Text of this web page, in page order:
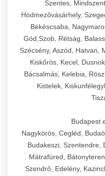
Szentes,
Hódmezővásárhely,
Békéscsaba,
Göd,Szob, Rétság,
Szécsény, Aszód, Hatvan,
Kiskőrös, Kecel,
Bácsalmás, Kelebia,
Kistelek,
Budapest
Nagykörös, Cegléd,
Budakeszi, Szentendre,
Mátrafüred,
Szendrő, Edelény,